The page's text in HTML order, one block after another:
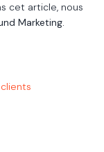
cet article, nous
Marketing.